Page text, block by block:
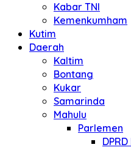
Kabar TNI
Kemenkumham
Kutim
Daerah
Kaltim
Bontang
Kukar
Samarinda
Mahulu
Parlemen